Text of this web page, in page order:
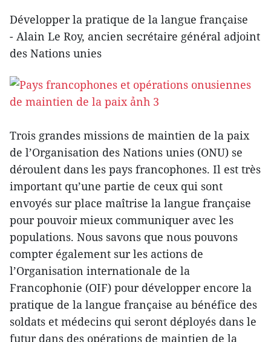
Développer la pratique de la langue française
- Alain Le Roy, ancien secrétaire général adjoint
des Nations unies
Trois grandes missions de maintien de la paix
de l’Organisation des Nations unies (ONU) se
déroulent dans les pays francophones. Il est très
important qu’une partie de ceux qui sont
envoyés sur place maîtrise la langue française
pour pouvoir mieux communiquer avec les
populations. Nous savons que nous pouvons
compter également sur les actions de
l’Organisation internationale de la
Francophonie (OIF) pour développer encore la
pratique de la langue française au bénéfice des
soldats et médecins qui seront déployés dans le
futur dans des opérations de maintien de la